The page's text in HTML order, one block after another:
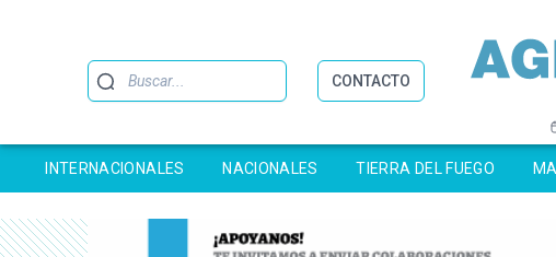
Buscar CONTACTO
INTERNACIONALES NACIONALES TIERRA DEL FUEGO